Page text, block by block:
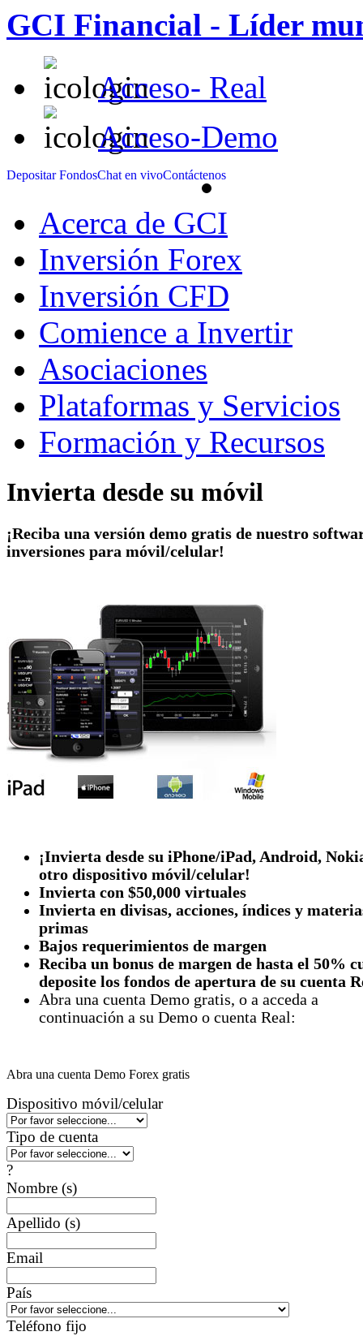
GCI Financial - Líder
Acceso- Real
Acceso-Demo
Depositar FondosChat en vivoContáctenos
Acerca de GCI
Inversión Forex
Inversión CFD
Comience a Invertir
Asociaciones
Plataformas y Servicios
Formación y Recursos
Invierta desde su móvil
¡Reciba una versión demo gratis de nuestro
inversiones para móvil/celular!
¡Invierta desde su iPhone/iPad, Android,
otro dispositivo móvil/celular!
Invierta con $50,000 virtuales
Invierta en divisas, acciones, índices y
primas
Bajos requerimientos de margen
Reciba un bonus de margen de hasta el 50%
deposite los fondos de apertura de su cuenta
Abra una cuenta Demo gratis, o a acceda a
continuación a su Demo o cuenta Real:
Abra una cuenta Demo Forex gratis
Dispositivo móvil/celular
Tipo de cuenta
?
Nombre (s)
Apellido (s)
Email
País
Teléfono fijo